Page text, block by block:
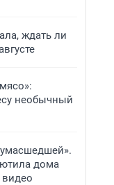
ждать ли
необычный
дома